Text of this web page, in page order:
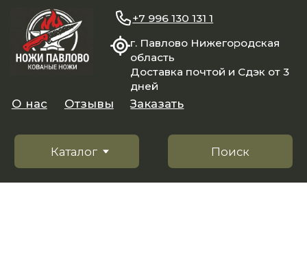
область
Доставка почтой и Сдэк от 3
Поиск
Каталог
Заказать
+7 996 130 131 1